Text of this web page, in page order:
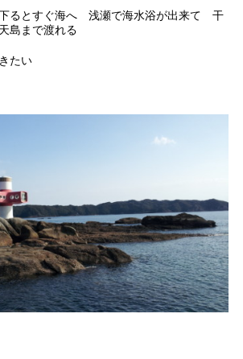
るとすぐ海へ 浅瀬で海水浴が出来て 干
島まで渡れる
たい